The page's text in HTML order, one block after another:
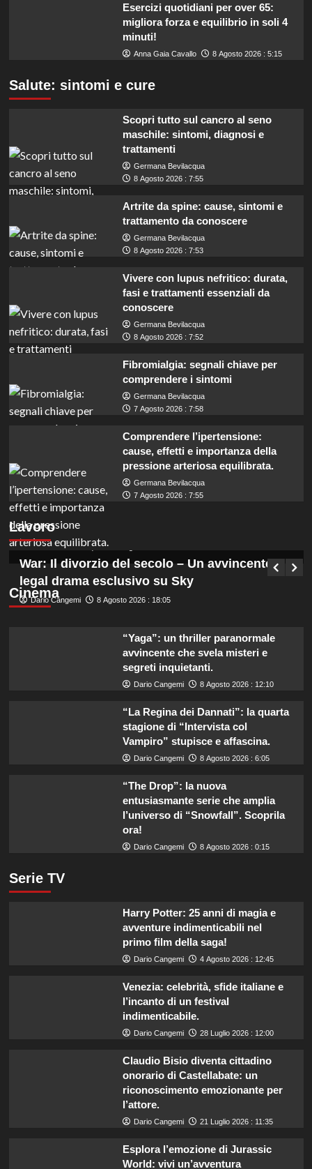
Esercizi quotidiani per over 65:
migliora forza e equilibrio in soli 4
minuti!
Anna Gaia Cavallo 8 Agosto 2026 : 5:15
Salute: sintomi e cure
Scopri tutto sul cancro al seno
maschile: sintomi, diagnosi e
trattamenti
Germana Bevilacqua
8 Agosto 2026 : 7:55
Artrite da spine: cause, sintomi e
trattamento da conoscere
Germana Bevilacqua
8 Agosto 2026 : 7:53
Vivere con lupus nefritico: durata,
fasi e trattamenti essenziali da
conoscere
Germana Bevilacqua
8 Agosto 2026 : 7:52
Fibromialgia: segnali chiave per
comprendere i sintomi
Germana Bevilacqua
7 Agosto 2026 : 7:58
Comprendere l’ipertensione:
cause, effetti e importanza della
pressione arteriosa equilibrata.
Germana Bevilacqua
7 Agosto 2026 : 7:55
Lavoro
Milano assume 16 istruttori direttivi:
opportunità per laureati, anche triennali, nei
servizi tecnici.
Germana Bevilacqua
Cinema
War: Il divorzio del secolo – Un avvincente
legal drama esclusivo su Sky
Dario Cangemi 8 Agosto 2026 : 18:05
“Yaga”: un thriller paranormale
avvincente che svela misteri e
segreti inquietanti.
Dario Cangemi 8 Agosto 2026 : 12:10
“La Regina dei Dannati”: la quarta
stagione di “Intervista col
Vampiro” stupisce e affascina.
Dario Cangemi 8 Agosto 2026 : 6:05
“The Drop”: la nuova
entusiasmante serie che amplia
l’universo di “Snowfall”. Scoprila
ora!
Dario Cangemi 8 Agosto 2026 : 0:15
Serie TV
Harry Potter: 25 anni di magia e
avventure indimenticabili nel
primo film della saga!
Dario Cangemi 4 Agosto 2026 : 12:45
Venezia: celebrità, sfide italiane e
l’incanto di un festival
indimenticabile.
Dario Cangemi 28 Luglio 2026 : 12:00
Claudio Bisio diventa cittadino
onorario di Castellabate: un
riconoscimento emozionante per
l’attore.
Dario Cangemi 21 Luglio 2026 : 11:35
Esplora l’emozione di Jurassic
World: vivi un’avventura